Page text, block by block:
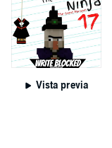
Vista previa